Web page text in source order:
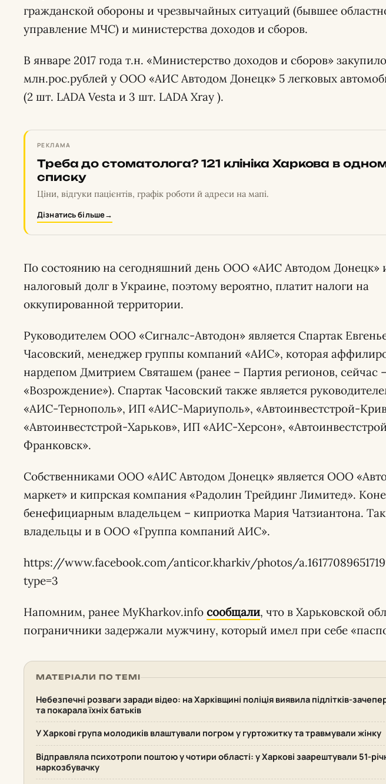
гражданской обороны и чрезвычайных ситуаций (бывшее
управление МЧС) и министерства доходов и сборов.
В январе 2017 года т.н. «Министерство доходов и сборов»
млн.рос.рублей у ООО «АИС Автодом Донецк» 5 легковых
(2 шт. LADA Vesta и 3 шт. LADA Хray ).
РЕКЛАМА
Треба до стоматолога? 121 клініка Харкова в
списку
Ціни, відгуки пацієнтів, графік роботи й адреси на мапі.
Дізнатись більше→
По состоянию на сегодняшний день ООО «АИС Автодом Донецк»
налоговый долг в Украине, поэтому вероятно, платит налоги на
оккупированной территории.
Руководителем ООО «Сигналс-Автодон» является Спартак
Часовский, менеджер группы компаний «АИС», которая
нардепом Дмитрием Святашем (ранее – Партия регионов, сейчас –
«Возрождение»). Спартак Часовский также является
«АИС-Тернополь», ИП «АИС-Мариуполь», «Автоинвестстрой-
«Автоинвестстрой-Харьков», ИП «АИС-Херсон»,
Франковск».
Собственниками ООО «АИС Автодом Донецк» является ООО
маркет» и кипрская компания «Радолин Трейдинг Лимитед».
бенефициарным владельцем – киприотка Мария Чатзиантона.
владельцы и в ООО «Группа компаний АИС».
https://www.facebook.com/anticor.kharkiv/photos/
type=3
Напомним, ранее MyKharkov.info сообщали, что в Харьковской
пограничники задержали мужчину, который имел при себе
МАТЕРІАЛИ ПО ТЕМІ
Небезпечні розваги заради відео: на Харківщині поліція виявила підлітків-
та покарала їхніх батьків
У Харкові група молодиків влаштували погром у гуртожитку та травмували жінку
Відправляла психотропи поштою у чотири області: у Харкові заарештували 51-
наркозбувачку